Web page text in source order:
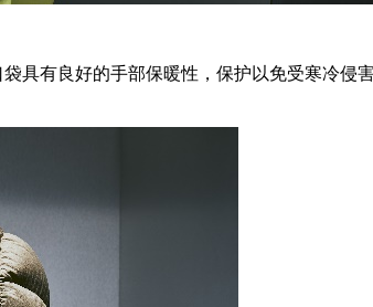
具有良好的手部保暖性，保护以免受寒冷侵